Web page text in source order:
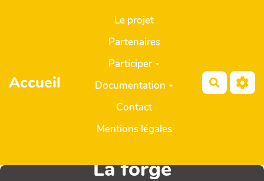
Aller au contenu principal
Accueil
Le projet
Partenaires
Participer
Documentation
Contact
Mentions légales
La forge